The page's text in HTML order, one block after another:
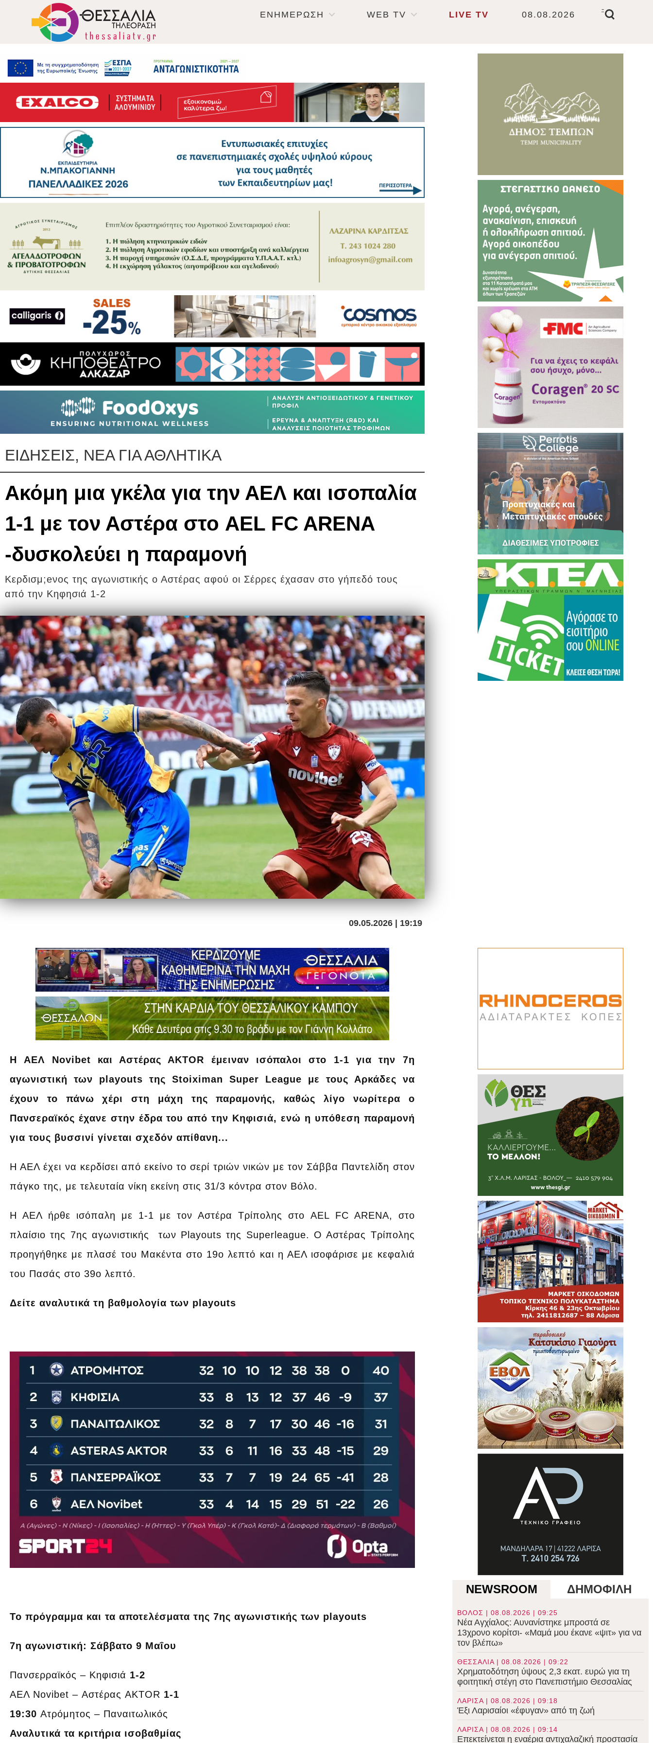
ΕΝΗΜΕΡΩΣΗ WEB TV LIVE TV 08.08.2026
-
ΕΙΔΗΣΕΙΣ, ΝΕΑ ΓΙΑ ΑΘΛΗΤΙΚΑ
Ακόμη μια γκέλα για την ΑΕΛ και ισοπαλία
1-1 με τον Αστέρα στο AEL FC ARENA
-δυσκολεύει η παραμονή
Κερδισμ;eνος της αγωνιστικής ο Αστέρας αφού οι Σέρρες έχασαν στο γήπεδό τους
από την Κηφησιά 1-2
09.05.2026 | 19:19
H ΑΕΛ Novibet και Αστέρας ΑΚΤΟR έμειναν ισόπαλοι στο 1-1 για την 7η
αγωνιστική των playouts της Stoiximan Super League με τους Αρκάδες να
έχουν το πάνω χέρι στη μάχη της παραμονής, καθώς λίγο νωρίτερα ο
Πανσεραϊκός έχανε στην έδρα του από την Κηφισιά, ενώ η υπόθεση παραμονή
για τους βυσσινί γίνεται σχεδόν απίθανη...
Η ΑΕΛ έχει να κερδίσει από εκείνο το σερί τριών νικών με τον Σάββα Παντελίδη στον
πάγκο της, με τελευταία νίκη εκείνη στις 31/3 κόντρα στον Βόλο.
Η ΑΕΛ ήρθε ισόπαλη με 1-1 με τον Αστέρα Τρίπολης στο AEL FC ARENA, στο
πλαίσιο της 7ης αγωνιστικής των Playouts της Superleague. Ο Αστέρας Τρίπολης
προηγήθηκε με πλασέ του Μακέντα στο 19ο λεπτό και η ΑΕΛ ισοφάρισε με κεφαλιά
του Πασάς στο 39ο λεπτό.
Δείτε αναλυτικά τη βαθμολογία των playouts
Το πρόγραμμα και τα αποτελέσματα της 7ης αγωνιστικής των playouts
7η αγωνιστική: Σάββατο 9 Μαΐου
Πανσερραϊκός – Κηφισιά 1-2
ΑΕΛ Novibet – Αστέρας AKTOR 1-1
19:30 Ατρόμητος – Παναιτωλικός
Αναλυτικά τα κριτήρια ισοβαθμίας
NEWSROOM ΔΗΜΟΦΙΛΗ
ΒΟΛΟΣ | 08.08.2026 | 09:25
Νέα Αγχίαλος: Αυνανίστηκε μπροστά σε
13χρονο κορίτσι- «Μαμά μου έκανε «ψιτ» για να
τον βλέπω»
ΘΕΣΣΑΛΙΑ | 08.08.2026 | 09:22
Χρηματοδότηση ύψους 2,3 εκατ. ευρώ για τη
φοιτητική στέγη στο Πανεπιστήμιο Θεσσαλίας
ΛΑΡΙΣΑ | 08.08.2026 | 09:18
Έξι Λαρισαίοι «έφυγαν» από τη ζωή
ΛΑΡΙΣΑ | 08.08.2026 | 09:14
Επεκτείνεται η εναέρια αντιχαλαζική προστασία